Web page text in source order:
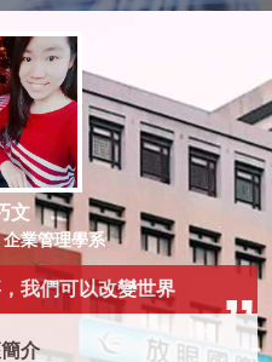
文
業管理學系
我們可以改變世界
介